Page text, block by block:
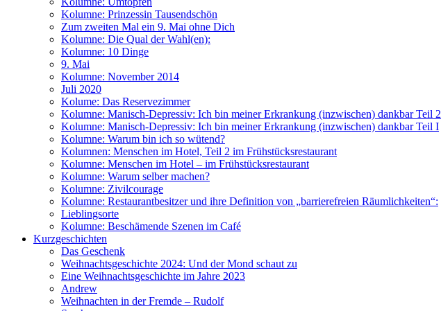
Kolumne: Prinzessin Tausendschön
Zum zweiten Mal ein 9. Mai ohne Dich
Kolumne: Die Qual der Wahl(en):
Kolumne: 10 Dinge
9. Mai
Kolumne: November 2014
Juli 2020
Kolume: Das Reservezimmer
Kolumne: Manisch-Depressiv: Ich bin meiner Erkrankung (inzwischen) dankbar Teil 2
Kolumne: Manisch-Depressiv: Ich bin meiner Erkrankung (inzwischen) dankbar Teil I
Kolumne: Warum bin ich so wütend?
Kolumnen: Menschen im Hotel, Teil 2 im Frühstücksrestaurant
Kolumne: Menschen im Hotel – im Frühstücksrestaurant
Kolumne: Warum selber machen?
Kolumne: Zivilcourage
Kolumne: Restaurantbesitzer und ihre Definition von „barrierefreien Räumlichkeiten“:
Lieblingsorte
Kolumne: Beschämende Szenen im Café
Kurzgeschichten
Das Geschenk
Weihnachtsgeschichte 2024: Und der Mond schaut zu
Eine Weihnachtsgeschichte im Jahre 2023
Andrew
Weihnachten in der Fremde – Rudolf